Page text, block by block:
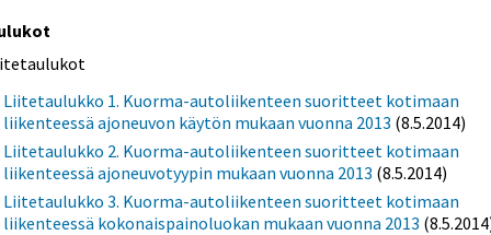
Liitetaulukko 1. Kuorma-autoliikenteen suoritteet kotimaan
liikenteessä ajoneuvon käytön mukaan vuonna 2013 (8.5.2014)
Liitetaulukko 2. Kuorma-autoliikenteen suoritteet kotimaan
liikenteessä ajoneuvotyypin mukaan vuonna 2013 (8.5.2014)
Liitetaulukko 3. Kuorma-autoliikenteen suoritteet kotimaan
liikenteessä kokonaispainoluokan mukaan vuonna 2013